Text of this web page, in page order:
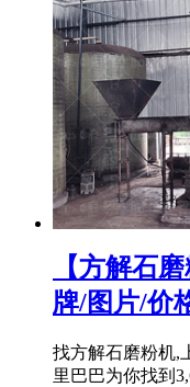
【方解石
牌/图片/价
找方解石磨粉机,
里巴巴为你找到